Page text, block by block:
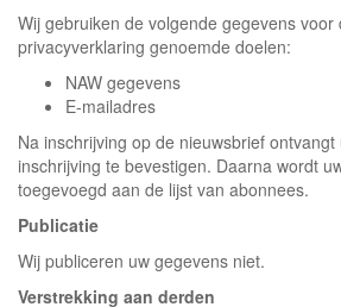
Wij gebruiken de volgende gegevens voor
privacyverklaring genoemde doelen:
NAW gegevens
E-mailadres
Na inschrijving op de nieuwsbrief
inschrijving te bevestigen. Daarna wordt
toegevoegd aan de lijst van abonnees.
Publicatie
Wij publiceren uw gegevens niet.
Verstrekking aan derden